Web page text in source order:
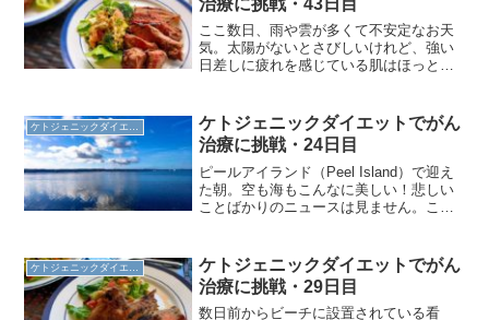
治療に挑戦・43日目
ここ数日、雨や雲が多くて不安定なお天
気。太陽がないとさびしいけれど、強い
日差しに疲れを感じている肌はほっとし
い・・・今日は朝トレ休みたい・・・カ
レも同じようにあちこちが痛...
ケトジェニックダイエットでがん
治療に挑戦・24日目
ピールアイランド（Peel Island）で迎え
た朝。空も海もこんなに美しい！悲しい
ことばかりのニュースは見ません。この
の朝食・24日目コーヒーケトジェニック
ダイエッ...
ケトジェニックダイエットでがん
治療に挑戦・29日目
数日前からビーチに設置されている看